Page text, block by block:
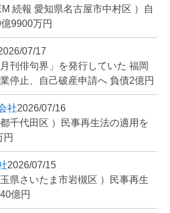
続報 愛知県名古屋市中村区 ）自
9900万円
07/17
刊俳句界」を発行していた 福岡
停止、自己破産申請へ 負債2億円
社2026/07/16
千代田区 ）民事再生法の適用を
円
2026/07/15
県さいたま市岩槻区 ）民事再生
億円